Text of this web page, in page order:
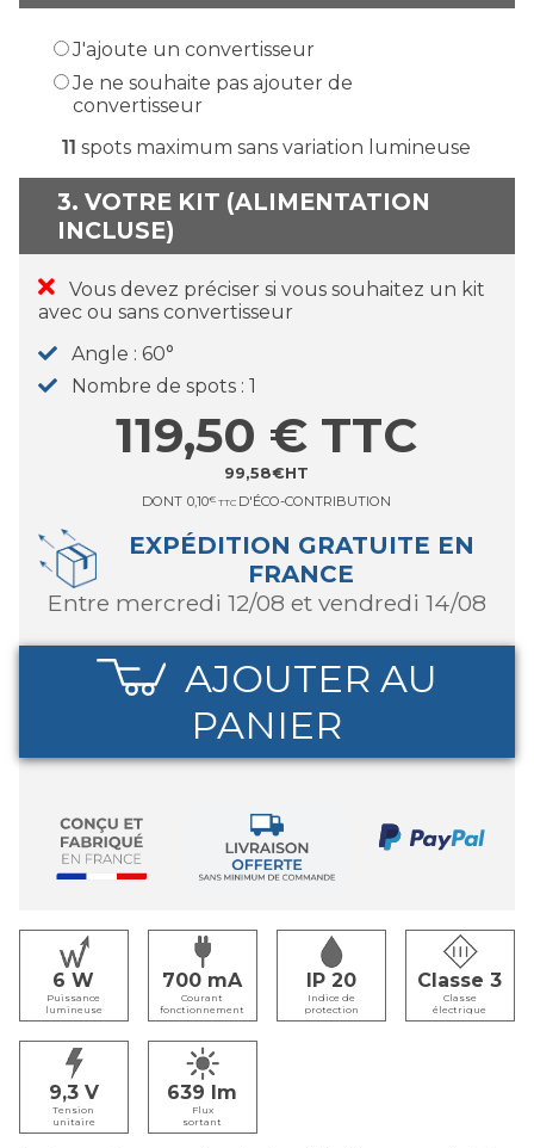
J'ajoute un convertisseur
Je ne souhaite pas ajouter de
convertisseur
11 spots maximum sans variation lumineuse
3. VOTRE KIT (ALIMENTATION
INCLUSE)
Vous devez préciser si vous souhaitez un kit
avec ou sans convertisseur
Angle
60°
Nombre de spots 1
99,58€HT
119,50 € TTC
DONT 0,10€ TTC D'ÉCO-CONTRIBUTION
EXPÉDITION GRATUITE EN
FRANCE
entre mercredi 12/08 et vendredi 14/08
AJOUTER AU
PANIER
6
Puissance
lumineuse
700
Courant
fonctionnement
IP 20
Indice de
protection
Classe 3
Classe
électrique
9,3
Tension
unitaire
639
Flux
sortant